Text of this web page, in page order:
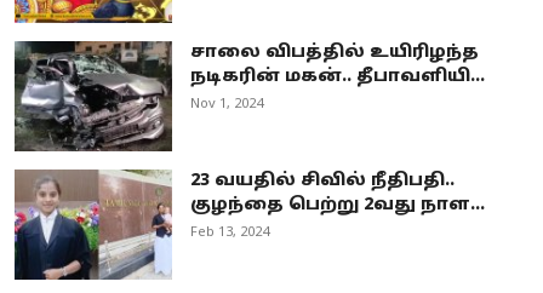
சாலை விபத்தில் உயிரிழந்த
நடிகரின் மகன்.. தீபாவளியி...
Nov 1, 2024
23 வயதில் சிவில் நீதிபதி..
குழந்தை பெற்று 2வது நாள...
Feb 13, 2024